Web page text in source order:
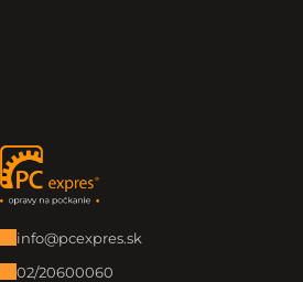
Zápätie
info@pcexpres.sk
02/20600060